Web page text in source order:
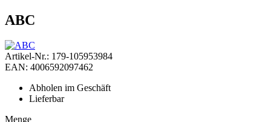
ABC
Artikel-Nr.: 179-105953984
EAN: 4006592097462
Abholen im Geschäft
Lieferbar
Menge